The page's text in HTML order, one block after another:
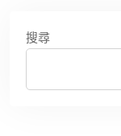
搜尋